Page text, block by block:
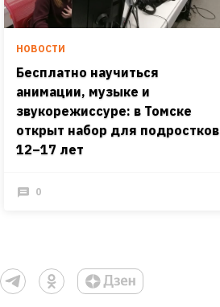
НОВОСТИ
Бесплатно научиться
анимации, музыке и
звукорежиссуре: в Томске
открыт набор для подростков
12–17 лет
0